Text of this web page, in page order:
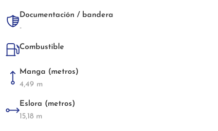
Documentación / bandera
-
Combustible
Manga (metros)
4,49 m
Eslora (metros)
15,18 m